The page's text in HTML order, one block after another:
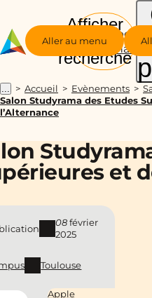
Aller au menuGroupe
Alternance
Afficher
la
recherche
... Accueil Evènements
Salon Studyrama des Etudes
l’Alternance
et
08février
2025
Toulouse
Apple